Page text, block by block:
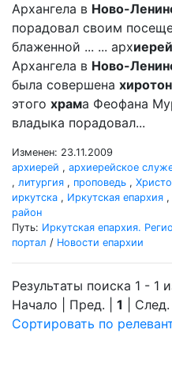
Архангела в Ново-
порадовал своим
блаженной ... ... архиерей
Архангела в Ново-
была совершена
этого храма Феофана
владыка порадовал...
Изменен: 23.11.2009
архиерей , архиерейское
, литургия , проповедь ,
иркутска , Иркутская епархия ,
район
Путь: Иркутская епархия.
портал / Новости епархии
Результаты поиска 1 - 1
Начало | Пред. | 1 |
Сортировать по